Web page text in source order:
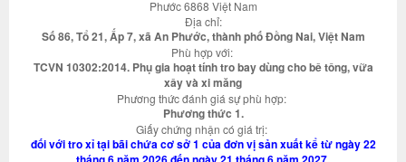
Phước 6868 Việt Nam
Địa chỉ:
Số 86, Tổ 21, Ấp 7, xã An Phước, thành phố Đồng Nai, Việt Nam
Phù hợp với:
TCVN 10302:2014. Phụ gia hoạt tính tro bay dùng cho bê tông, vữa
xây và xi măng
Phương thức đánh giá sự phù hợp:
Phương thức 1.
Giấy chứng nhận có giá trị:
đối với tro xỉ tại bãi chứa cơ sở 1 của đơn vị sản xuất kể từ ngày 22